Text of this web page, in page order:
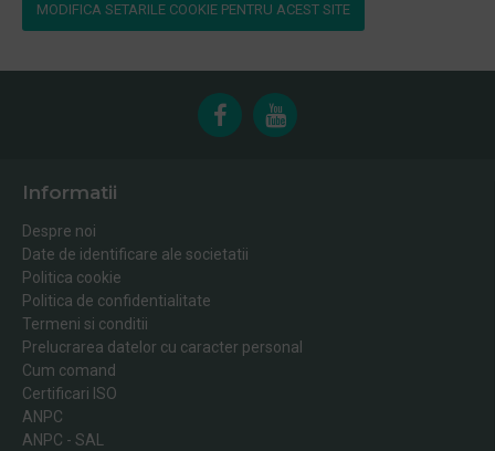
MODIFICA SETARILE COOKIE PENTRU ACEST SITE
Informatii
Despre noi
Date de identificare ale societatii
Politica cookie
Politica de confidentialitate
Termeni si conditii
Prelucrarea datelor cu caracter personal
Cum comand
Certificari ISO
ANPC
ANPC - SAL